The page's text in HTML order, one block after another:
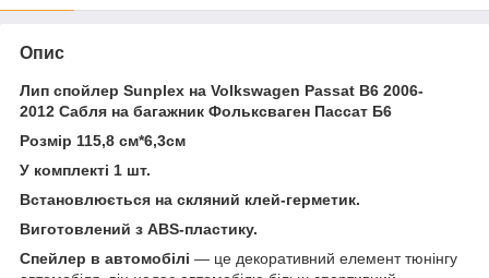
Опис
Лип спойлер Sunplex на Volkswagen Passat B6 2006-
2012 Сабля на багажник Фольксваген Пассат Б6
Розмір 115,8 см*6,3см
У комплекті 1 шт.
Встановлюється на скляний клей-герметик.
Виготовлений з ABS-пластику.
Спейлер в автомобілі — це декоративний елемент тюнінгу